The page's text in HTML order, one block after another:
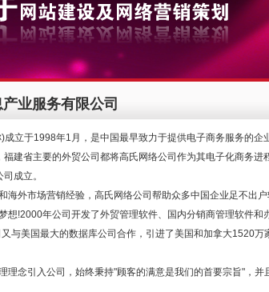
业服务有限公司
立于1998年1月，是中国最早致力于提供电子商务服务的企
建省主要的外贸公司都将高氏网络公司作为其电子化商务
成立。
外市场营销经验，高氏网络公司帮助众多中国企业足不出
想!2000年公司开发了外贸管理软件、国内分销商管理软件
与美国最大的数据库公司合作，引进了美国和加拿大1520万
念引入公司，始终秉持"顾客的满意是我们的首要宗旨"，并